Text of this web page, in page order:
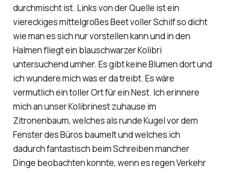
durchmischt ist. Links von der Quelle ist ein
viereckiges mittelgroßes Beet voller Schilf so dicht
wie man es sich nur vorstellen kann und in den
Halmen fliegt ein blauschwarzer Kolibri
untersuchend umher. Es gibt keine Blumen dort und
ich wundere mich was er da treibt. Es wäre
vermutlich ein toller Ort für ein Nest. Ich erinnere
mich an unser Kolibrinest zuhause im
Zitronenbaum, welches als runde Kugel vor dem
Fenster des Büros baumelt und welches ich
dadurch fantastisch beim Schreiben mancher
Dinge beobachten konnte, wenn es regen Verkehr